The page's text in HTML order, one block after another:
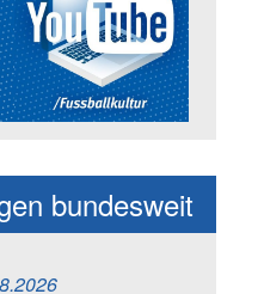
der
bundesweit